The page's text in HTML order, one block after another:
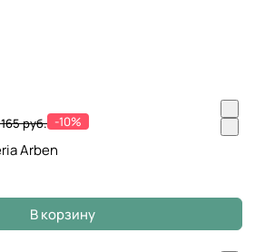
руб. -10%
Arben
В корзину